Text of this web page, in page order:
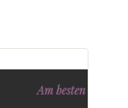
Am besten zu